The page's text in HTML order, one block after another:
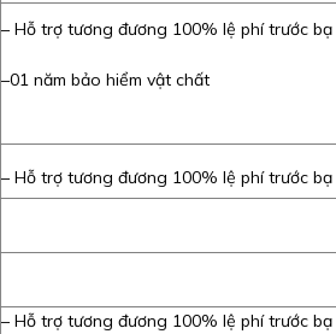
– Hỗ trợ tương đương 100% lệ phí trước bạ
–01 năm bảo hiểm vật chất
– Hỗ trợ tương đương 100% lệ phí trước bạ
– Hỗ trợ tương đương 100% lệ phí trước bạ